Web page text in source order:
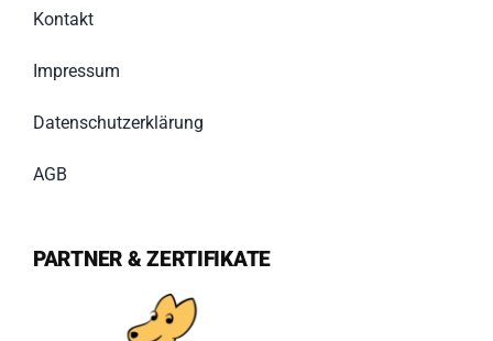
Kontakt
Impressum
Datenschutzerklärung
AGB
PARTNER & ZERTIFIKATE